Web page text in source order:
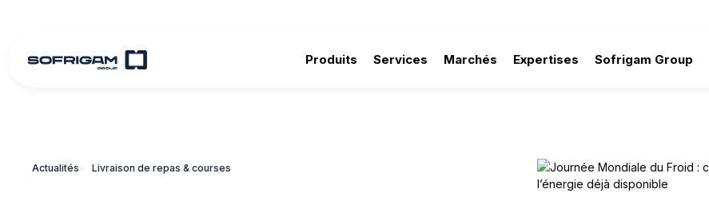
Produits Services Marchés Expertises Sofrigam Group
Actualités Livraison de repas & courses